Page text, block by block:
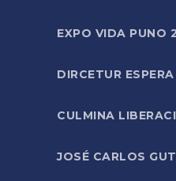
EXPO VIDA PUNO
DIRCETUR
CULMINA
JOSÉ CARLOS